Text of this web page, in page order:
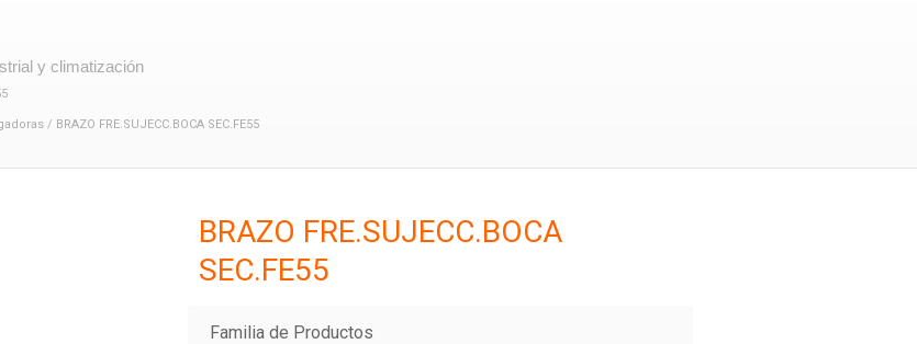
y climatización
/ BRAZO FRE.SUJECC.BOCA SEC.FE55
BRAZO FRE.SUJECC.BOCA
SEC.FE55
Familia de Productos